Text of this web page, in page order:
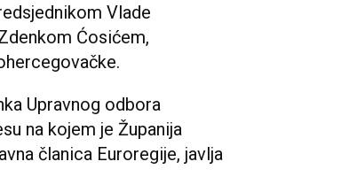
Vlade
Ćosićem,
Upravnog odbora
na kojem je Županija
članica Euroregije, javlja